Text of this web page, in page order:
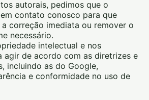
autorais, pedimos que o
contato conosco para que
correção imediata ou remover o
necessário.
intelectual e nos
agir de acordo com as diretrizes e
incluindo as do Google,
e conformidade no uso de